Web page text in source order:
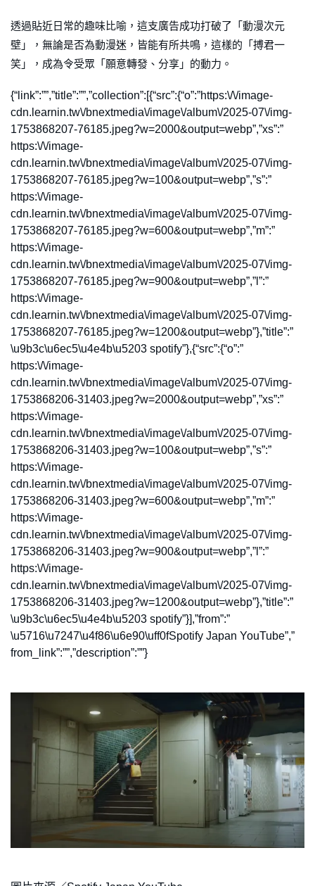
透過貼近日常的趣味比喻，這支廣告成功打破了「動漫次元
壁」，無論是否為動漫迷，皆能有所共鳴，這樣的「搏君一
笑」，成為令受眾「願意轉發、分享」的動力。
{“link”:””,”title”:””,”collection”:[{“src”:{“o”:”https:\/\/image-
cdn.learnin.tw\/bnextmedia\/image\/album\/2025-07\/img-
1753868207-76185.jpeg?w=2000&output=webp”,”xs”:”
https:\/\/image-
cdn.learnin.tw\/bnextmedia\/image\/album\/2025-07\/img-
1753868207-76185.jpeg?w=100&output=webp”,”s”:”
https:\/\/image-
cdn.learnin.tw\/bnextmedia\/image\/album\/2025-07\/img-
1753868207-76185.jpeg?w=600&output=webp”,”m”:”
https:\/\/image-
cdn.learnin.tw\/bnextmedia\/image\/album\/2025-07\/img-
1753868207-76185.jpeg?w=900&output=webp”,”l”:”
https:\/\/image-
cdn.learnin.tw\/bnextmedia\/image\/album\/2025-07\/img-
1753868207-76185.jpeg?w=1200&output=webp”},”title”:”
\u9b3c\u6ec5\u4e4b\u5203 spotify”},{“src”:{“o”:”
https:\/\/image-
cdn.learnin.tw\/bnextmedia\/image\/album\/2025-07\/img-
1753868206-31403.jpeg?w=2000&output=webp”,”xs”:”
https:\/\/image-
cdn.learnin.tw\/bnextmedia\/image\/album\/2025-07\/img-
1753868206-31403.jpeg?w=100&output=webp”,”s”:”
https:\/\/image-
cdn.learnin.tw\/bnextmedia\/image\/album\/2025-07\/img-
1753868206-31403.jpeg?w=600&output=webp”,”m”:”
https:\/\/image-
cdn.learnin.tw\/bnextmedia\/image\/album\/2025-07\/img-
1753868206-31403.jpeg?w=900&output=webp”,”l”:”
https:\/\/image-
cdn.learnin.tw\/bnextmedia\/image\/album\/2025-07\/img-
1753868206-31403.jpeg?w=1200&output=webp”},”title”:”
\u9b3c\u6ec5\u4e4b\u5203 spotify”}],”from”:”
\u5716\u7247\u4f86\u6e90\uff0fSpotify Japan YouTube”,”
from_link”:””,”description”:””}